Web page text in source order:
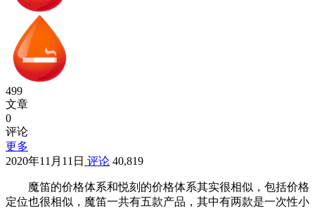
499
文章
0
评论
更多
2020年11月11日 评论 40,819
魔笛的价格体系和悦刻的价格体系其实很相似，包括价格
定位也很相似，魔笛一共有五款产品，其中有两款是一次性小